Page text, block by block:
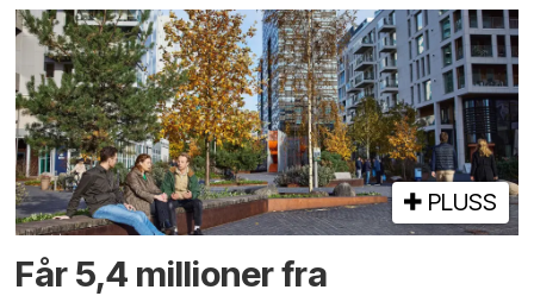
PLUSS
Får 5,4 millioner fra